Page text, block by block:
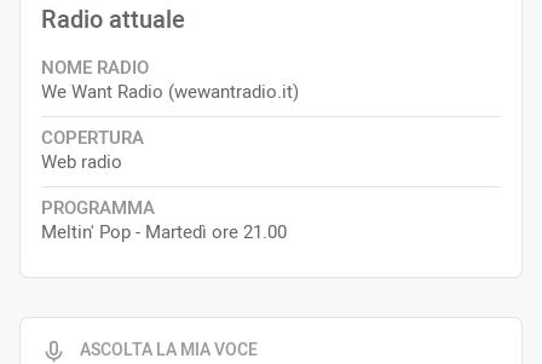
ASCOLTA LA MIA VOCE
Radio attuale
NOME RADIO
We Want Radio (wewantradio.it)
COPERTURA
Web radio
PROGRAMMA
Meltin' Pop - Martedì ore 21.00